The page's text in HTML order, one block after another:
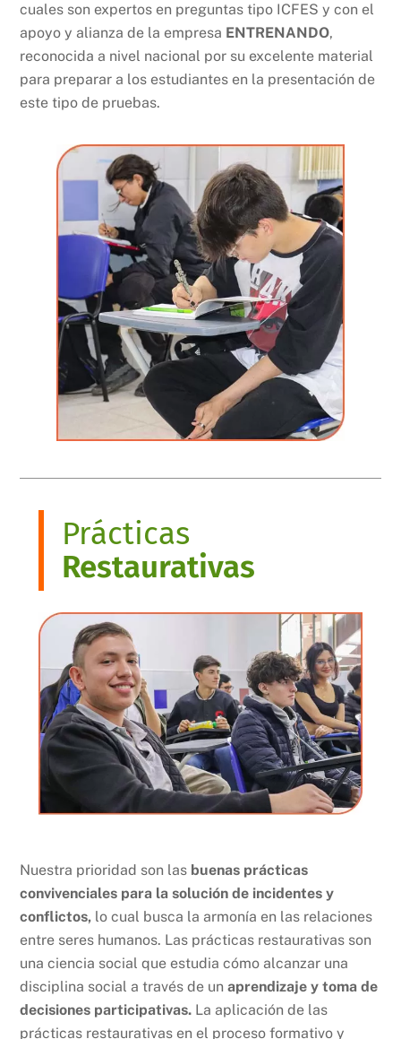
cuales son expertos en preguntas tipo ICFES y con el
apoyo y alianza de la empresa ENTRENANDO,
reconocida a nivel nacional por su excelente material
para preparar a los estudiantes en la presentación de
este tipo de pruebas.
Prácticas
Restaurativas
Nuestra prioridad son las buenas prácticas
convivenciales para la solución de incidentes y
conflictos, lo cual busca la armonía en las relaciones
entre seres humanos. Las prácticas restaurativas son
una ciencia social que estudia cómo alcanzar una
disciplina social a través de unaprendizaje y toma de
decisiones participativas. La aplicación de las
prácticas restaurativas en el proceso formativo y